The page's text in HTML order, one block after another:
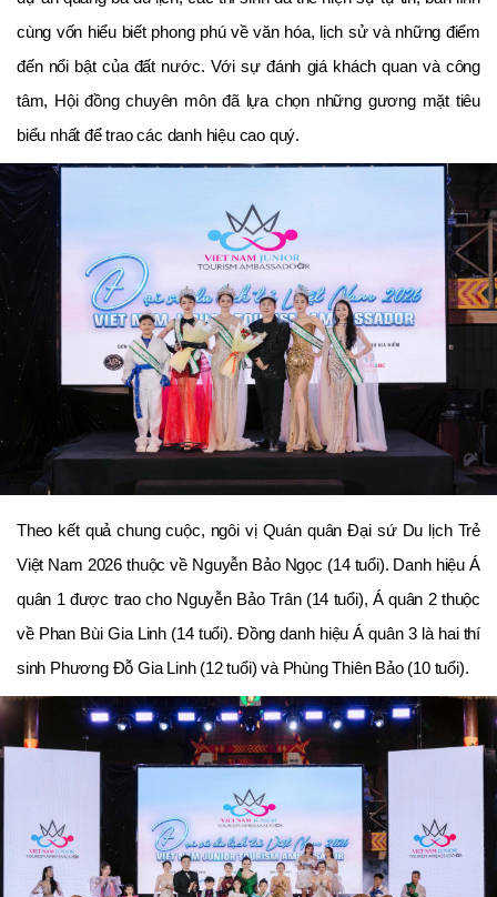
cùng vốn hiểu biết phong phú về văn hóa, lịch sử và những điểm
đến nổi bật của đất nước. Với sự đánh giá khách quan và công
tâm, Hội đồng chuyên môn đã lựa chọn những gương mặt tiêu
biểu nhất để trao các danh hiệu cao quý.
Theo kết quả chung cuộc, ngôi vị Quán quân Đại sứ Du lịch Trẻ
Việt Nam 2026 thuộc về Nguyễn Bảo Ngọc (14 tuổi). Danh hiệu Á
quân 1 được trao cho Nguyễn Bảo Trân (14 tuổi), Á quân 2 thuộc
về Phan Bùi Gia Linh (14 tuổi). Đồng danh hiệu Á quân 3 là hai thí
sinh Phương Đỗ Gia Linh (12 tuổi) và Phùng Thiên Bảo (10 tuổi).